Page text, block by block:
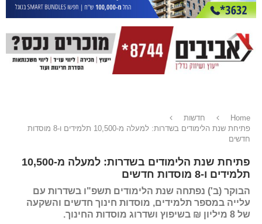
Home
חדשות
פתיחת שנת הלימודים בשדרות: למעלה מ-10,500 תלמידים ו-8 מוסדות
חדשים
פתיחת שנת הלימודים בשדרות: למעלה מ-10,500
תלמידים ו-8 מוסדות חדשים
הבוקר (ב') נפתחה שנת הלימודים תשפ"ו בשדרות עם
עלייה במספר תלמידים, מוסדות חינוך חדשים והשקעה
של 8 מיליון ₪ בשיפוץ ושדרוג מוסדות החינוך.